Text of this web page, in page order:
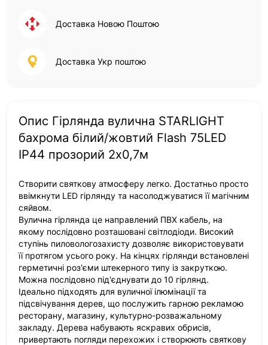
Доставка Новою Поштою
Доставка Укр поштою
Опис Гірлянда вулична STARLIGHT
бахрома білий/жовтий Flash 75LED
IP44 прозорий 2x0,7м
Створити святкову атмосферу легко. Достатньо просто
ввімкнути LED гірлянду та насолоджуватися її магічним
сяйвом.
Вулична гірлянда це направлений ПВХ кабель, на
якому послідовно розташовані світлодіоди. Високий
ступінь пиловологозахисту дозволяє використовувати
її протягом усього року. На кінцях гірлянди встановлені
герметичні роз'єми штекерного типу із закруткою.
Можна послідовно під'єднувати до 10 гірлянд.
Ідеально підходять для вуличної ілюмінації та
підсвічування дерев, що послужить гарною рекламою
ресторану, магазину, культурно-розважальному
закладу. Дерева набувають яскравих обрисів,
привертають погляди перехожих і створюють святкову